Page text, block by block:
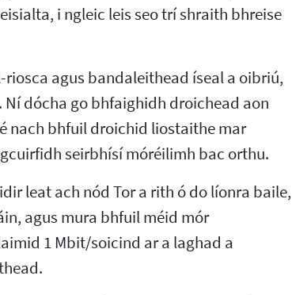
i ngleic leis seo trí shraith bhreise
agus bandaleithead íseal a oibriú,
dócha go bhfaighidh droichead aon
nach bhfuil droichid liostaithe mar
seirbhísí móréilimh bac orthu.
leat ach nód Tor a rith ó do líonra baile,
agus mura bhfuil méid mór
1 Mbit/soicind ar a laghad a